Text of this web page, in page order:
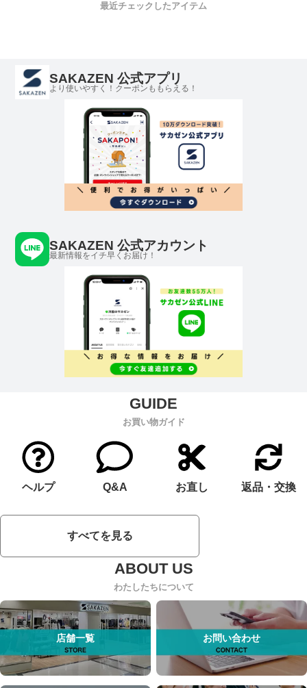
最近チェックしたアイテム
SAKAZEN 公式アプリ
より使いやすく！クーポンももらえる！
SAKAZEN 公式アカウント
最新情報をイチ早くお届け！
お買い物ガイド
ヘルプ Q&A お直し 返品・交換
すべてを見る
わたしたちについて
店舗一覧 お問い合わせ